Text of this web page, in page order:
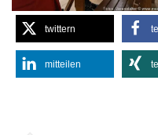
twittern
mitteilen